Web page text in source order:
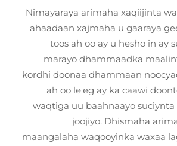
Nimayaraya arimaha xaqiijinta
ahaadaan xajmaha u gaaraya
toos ah oo ay u hesho in ay
marayo dhammaadka
kordhi doonaa dhammaan
ah oo le'eg ay ka caawi
waqtiga uu baahnaayo
joojiyo. Dhismaha
maangalaha waqooyinka waxaa